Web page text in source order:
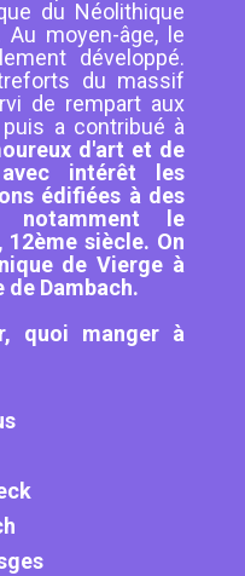
du Néolithique
Au moyen-âge, le
développé.
du massif
de rempart aux
a contribué à
d'art et de
intérêt les
édifiées à des
notamment le
siècle. On
de Vierge à
de Dambach.
quoi manger à